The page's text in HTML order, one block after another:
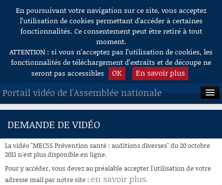
Aller au contenu
En poursuivant votre navigation sur ce site, vous acceptez
l’utilisation de cookies permettant d'accéder à certaines
fonctionnalités. Ce consentement peut être retiré à tout
moment.
ATTENTION : si vous n’acceptez pas l’utilisation de cookies, les
fonctionnalités de téléchargement d’extraits et de découpe ne
seront pas accessibles
OK En savoir plus
Portail vidéo de l'Assemblée nationale
ACCUEIL
À LA DEMANDE
RECHERCHE
DEMANDE DE VIDÉO
La vidéo "MECSS Prévention santé : auditions diverses" du 20 octobre
2011 n'est plus disponible en ligne.
Pour y accéder, vous devez au préalable accepter l'utilisation de votre
adresse mail par notre site : en savoir plus.